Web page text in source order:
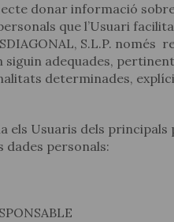
donar informació sobre
que l’Usuari
S.L.P. només
adequades,
determinades,
els Usuaris dels principals
dades personals: